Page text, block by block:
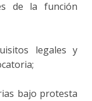
de la función
legales y
bajo protesta